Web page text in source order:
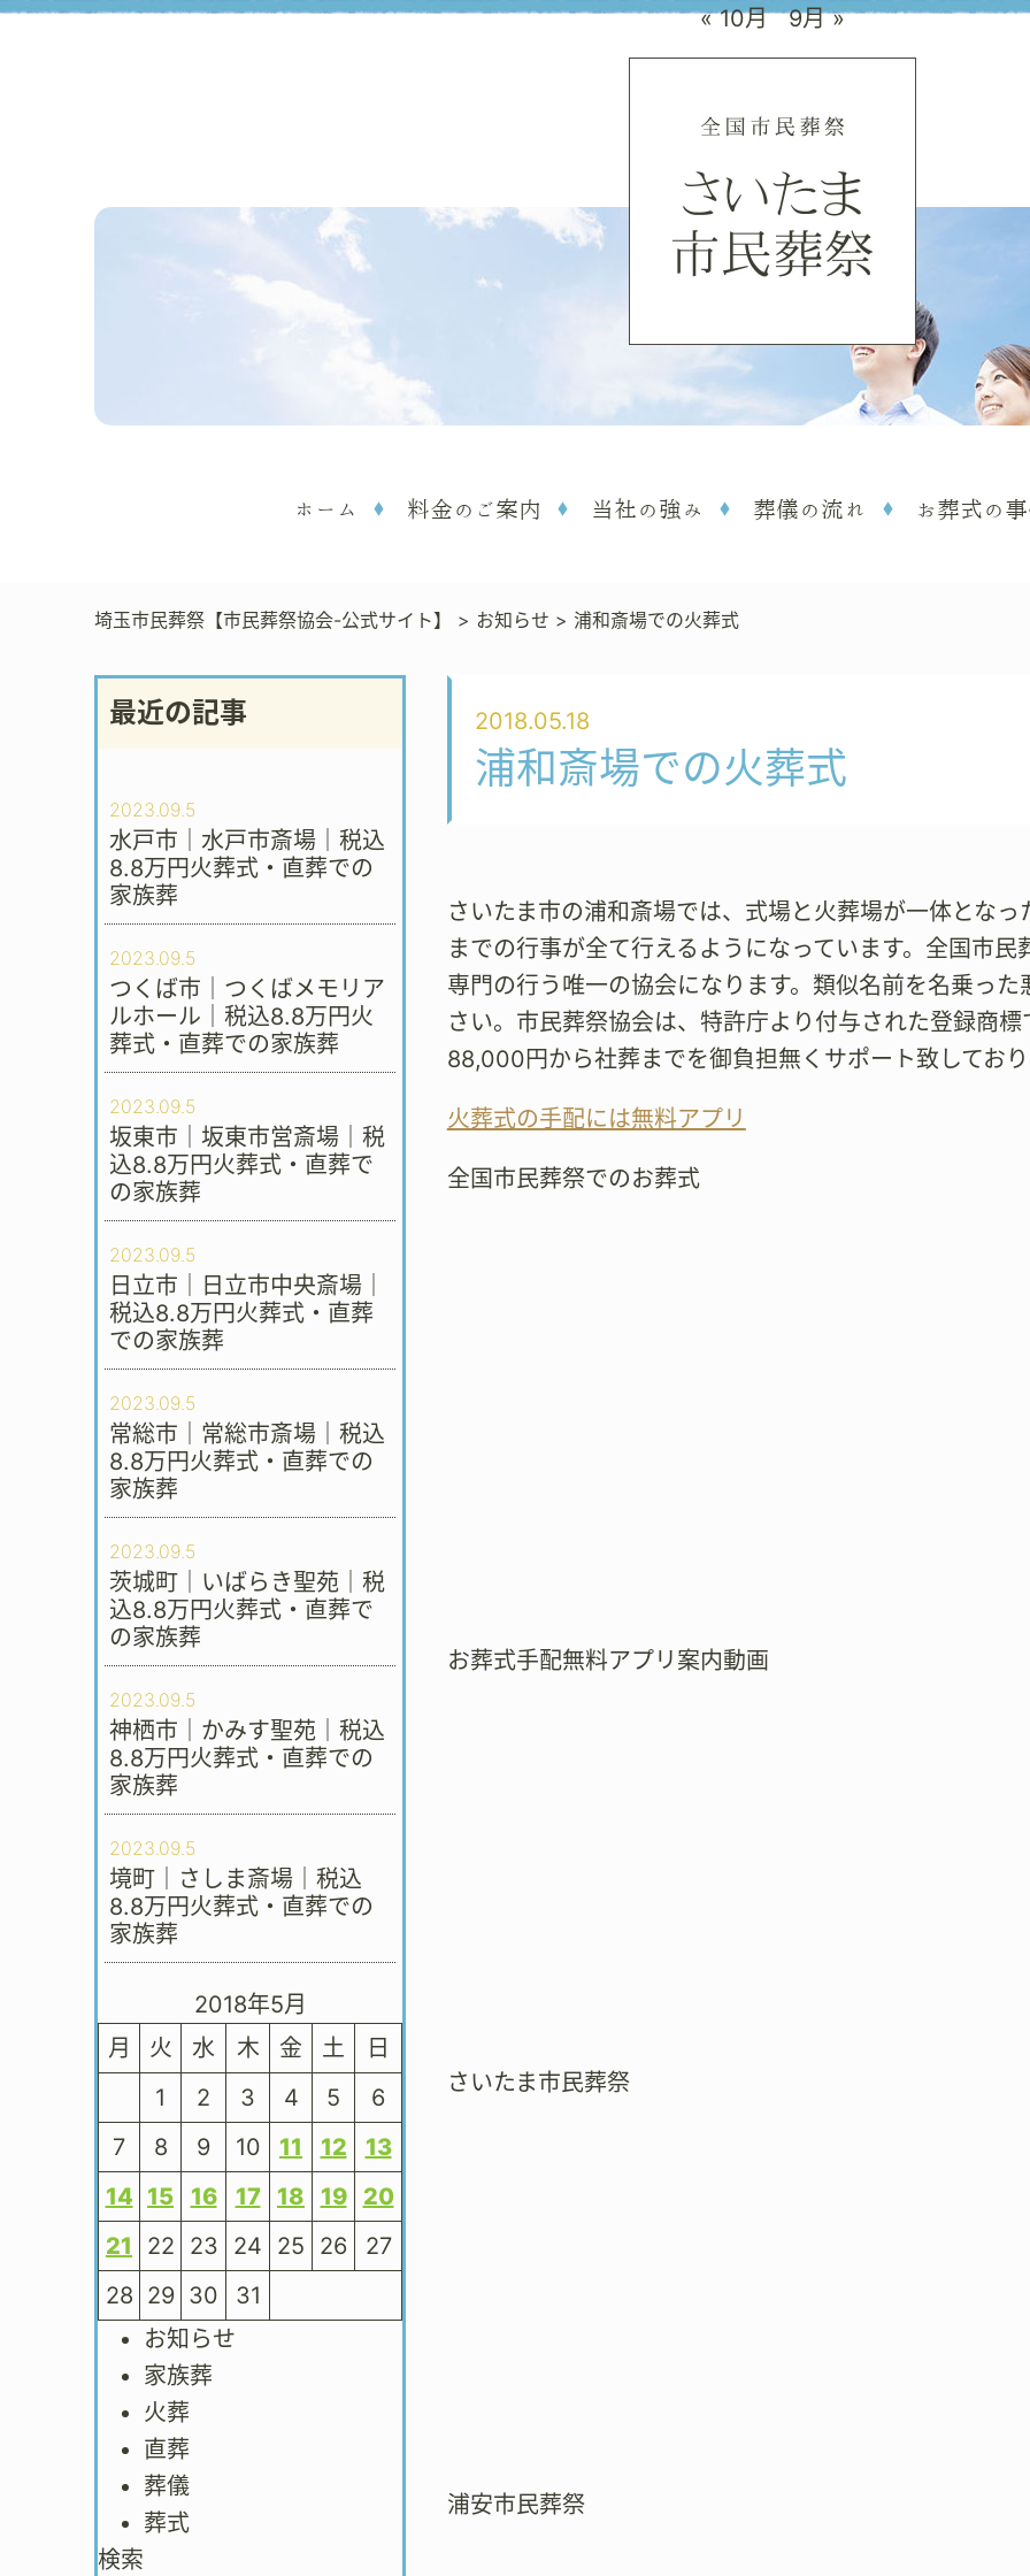
ホーム 料金のご案内 当社の強み 葬儀の流れ お葬式の
埼玉市民葬祭【市民葬祭協会-公式サイト】 > お知らせ > 浦和斎場での火葬式
最近の記事
2023.09.5
水戸市｜水戸市斎場｜税込
8.8万円火葬式・直葬での
家族葬
2023.09.5
つくば市｜つくばメモリア
ルホール｜税込8.8万円火
葬式・直葬での家族葬
2023.09.5
坂東市｜坂東市営斎場｜税
込8.8万円火葬式・直葬で
の家族葬
2023.09.5
日立市｜日立市中央斎場｜
税込8.8万円火葬式・直葬
での家族葬
2023.09.5
常総市｜常総市斎場｜税込
8.8万円火葬式・直葬での
家族葬
2023.09.5
茨城町｜いばらき聖苑｜税
込8.8万円火葬式・直葬で
の家族葬
2023.09.5
神栖市｜かみす聖苑｜税込
8.8万円火葬式・直葬での
家族葬
2023.09.5
境町｜さしま斎場｜税込
8.8万円火葬式・直葬での
家族葬
2018年5月
月
火 水 木 金 土
日
1
2 3 4 5
6
7
8 9 10 11 12
13
14 15 16 17 18 19
20
21
22 23 24 25 26
27
28 29 30 31
« 10月 9月 »
お知らせ
家族葬
火葬
直葬
葬儀
葬式
検索
2018.05.18
浦和斎場での火葬式
さいたま市の浦和斎場では、式場と火葬場が一体とな
までの行事が全て行えるようになっています。全国市
専門の行う唯一の協会になります。類似名前を名乗っ
さい。市民葬祭協会は、特許庁より付与された登録商
88,000円から社葬までを御負担無くサポート致してお
火葬式の手配には無料アプリ
全国市民葬祭でのお葬式
お葬式手配無料アプリ案内動画
さいたま市民葬祭
浦安市民葬祭